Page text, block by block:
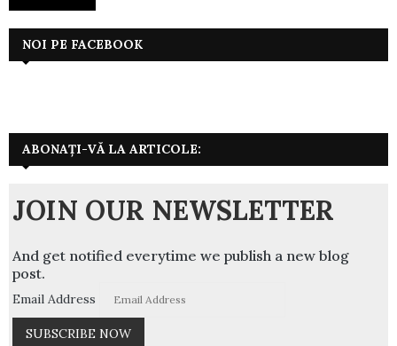
NOI PE FACEBOOK
ABONAȚI-VĂ LA ARTICOLE:
JOIN OUR NEWSLETTER
And get notified everytime we publish a new blog
post.
Email Address